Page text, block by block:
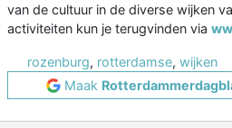
van de cultuur in de diverse wijken
activiteiten kun je terugvinden via
rozenburg, rotterdamse, wijken
Maak